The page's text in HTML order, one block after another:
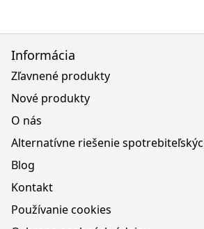
Informácia
Zľavnené produkty
Nové produkty
O nás
Alternatívne riešenie
Blog
Kontakt
Používanie cookies